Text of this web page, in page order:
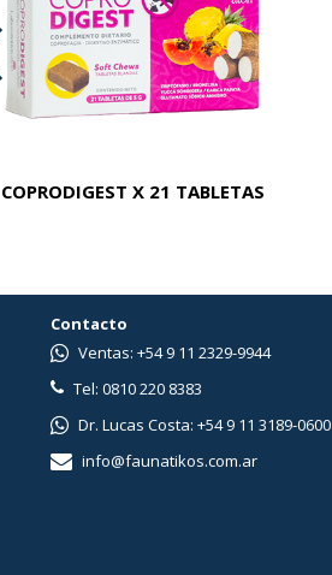
COPRODIGEST X 21 TABLETAS
Contacto
Ventas: +54 9 11 2329-9944
Tel: 0810 220 8383
Dr. Lucas Costa: +54 9 11 3189-0600
info@faunatikos.com.ar